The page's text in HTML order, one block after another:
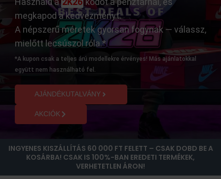
megkapod a kedvezményt.
A népszerű méretek gyorsan fogynak — válassz,
mielőtt lecsúszol róla.*
*A kupon csak a teljes árú modellekre érvényes! Más ajánlatokkal
együtt nem használható fel.
AJÁNDÉKUTALVÁNY
AKCIÓK
INGYENES KISZÁLLÍTÁS 60 000 FT FELETT – CSAK DOBD BE A
KOSÁRBA! CSAK IS 100%-BAN EREDETI TERMÉKEK,
VERHETETLEN ÁRON!